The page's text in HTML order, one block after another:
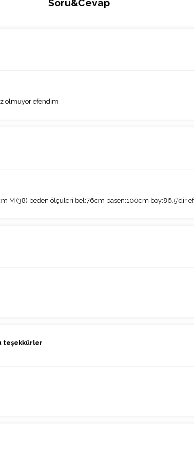
Soru&Cevap
olmuyor efendim
M (38) beden ölçüleri bel:76cm basen:100cm boy:86.5'dir
teşekkürler